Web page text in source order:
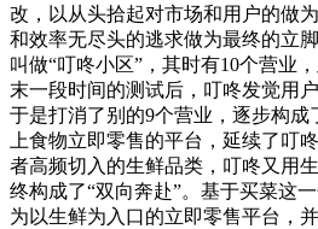
改，以从头拾起对市场和用户的做
和效率无尽头的逃求做为最终的立
叫做“叮咚小区”，其时有10个营业
末一段时间的测试后，叮咚发觉用
于是打消了别的9个营业，逐步构
上食物立即零售的平台，延续了叮
者高频切入的生鲜品类，叮咚又用
终构成了“双向奔赴”。基于买菜这
为以生鲜为入口的立即零售平台，